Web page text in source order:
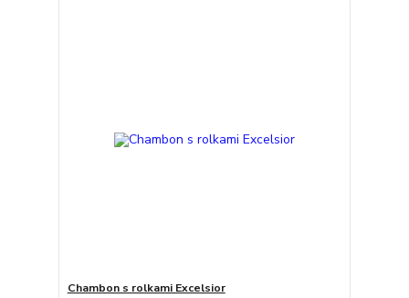
Chambon s rolkami Excelsior